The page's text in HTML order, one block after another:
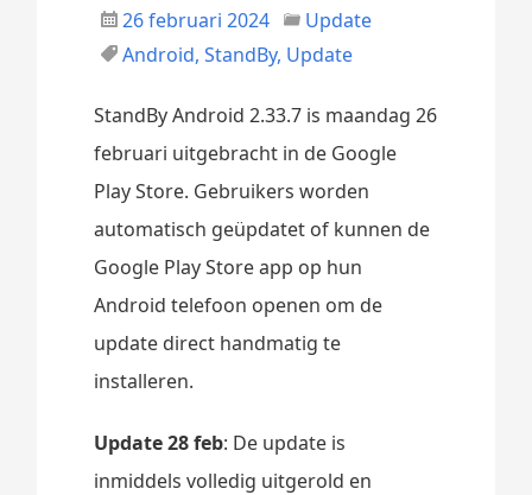
26 februari 2024
Update
Android,StandBy, Update
StandBy Android 2.33.7 is maandag 26
februari uitgebracht in de Google
Play Store. Gebruikers worden
automatisch geüpdatet of kunnen de
Google Play Store app op hun
Android telefoon openen om de
update direct handmatig te
installeren.
Update 28 feb: De update is
inmiddels volledig uitgerold en